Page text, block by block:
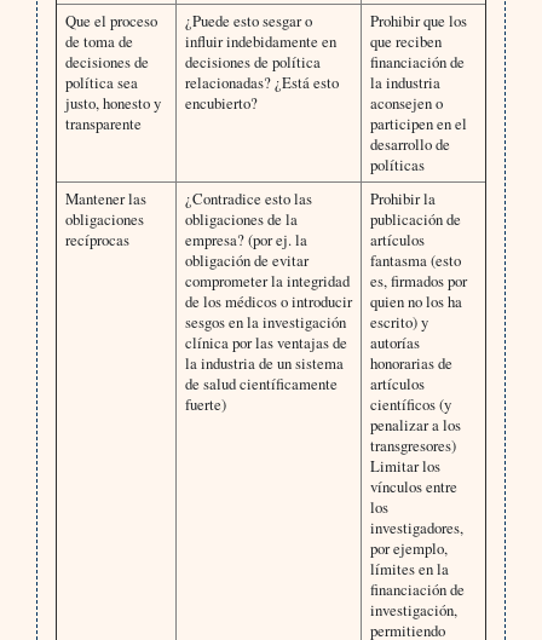
Que el proceso
de toma de
decisiones de
política sea
justo, honesto y
transparente
¿Puede esto sesgar o
influir indebidamente en
decisiones de política
relacionadas? ¿Está esto
encubierto?
Prohibir que los
que reciben
financiación de
la industria
aconsejen o
participen en el
desarrollo de
políticas
Mantener las
obligaciones
recíprocas
¿Contradice esto las
obligaciones de la
empresa? (por ej. la
obligación de evitar
comprometer la integridad
de los médicos o introducir
sesgos en la investigación
clínica por las ventajas de
la industria de un sistema
de salud científicamente
fuerte)
Prohibir la
publicación de
artículos
fantasma (esto
es, firmados por
quien no los ha
escrito) y
autorías
honorarias de
artículos
científicos (y
penalizar a los
transgresores)
Limitar los
vínculos entre
los
investigadores,
por ejemplo,
límites en la
financiación de
investigación,
permitiendo